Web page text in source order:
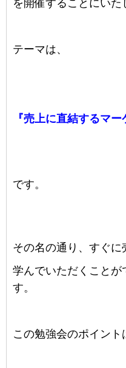
を 開催することにいた
テーマは、
『売上に直結するマ
です。
その名の通り、すぐ
学んでいただくこと
す。
この勉強会のポイント